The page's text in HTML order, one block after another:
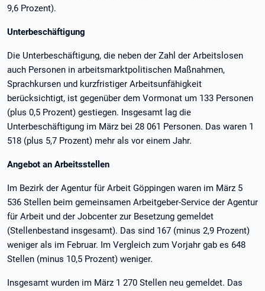
9,6 Prozent).
Unterbeschäftigung
Die Unterbeschäftigung, die neben der Zahl der Arbeitslosen
auch Personen in arbeitsmarktpolitischen Maßnahmen,
Sprachkursen und kurzfristiger Arbeitsunfähigkeit
berücksichtigt, ist gegenüber dem Vormonat um 133 Personen
(plus 0,5 Prozent) gestiegen. Insgesamt lag die
Unterbeschäftigung im März bei 28 061 Personen. Das waren 1
518 (plus 5,7 Prozent) mehr als vor einem Jahr.
Angebot an Arbeitsstellen
Im Bezirk der Agentur für Arbeit Göppingen waren im März 5
536 Stellen beim gemeinsamen Arbeitgeber-Service der Agentur
für Arbeit und der Jobcenter zur Besetzung gemeldet
(Stellenbestand insgesamt). Das sind 167 (minus 2,9 Prozent)
weniger als im Februar. Im Vergleich zum Vorjahr gab es 648
Stellen (minus 10,5 Prozent) weniger.
Insgesamt wurden im März 1 270 Stellen neu gemeldet. Das